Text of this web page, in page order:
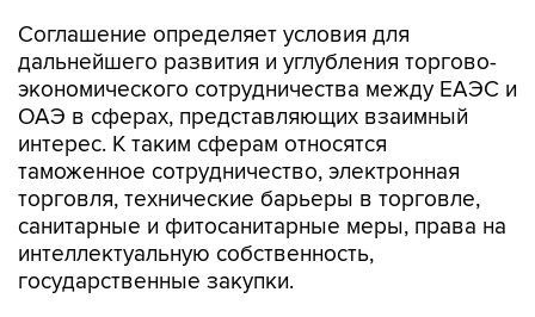
Соглашение определяет условия для
дальнейшего развития и углубления торгово-
экономического сотрудничества между ЕАЭС и
ОАЭ в сферах, представляющих взаимный
интерес. К таким сферам относятся
таможенное сотрудничество, электронная
торговля, технические барьеры в торговле,
санитарные и фитосанитарные меры, права на
интеллектуальную собственность,
государственные закупки.